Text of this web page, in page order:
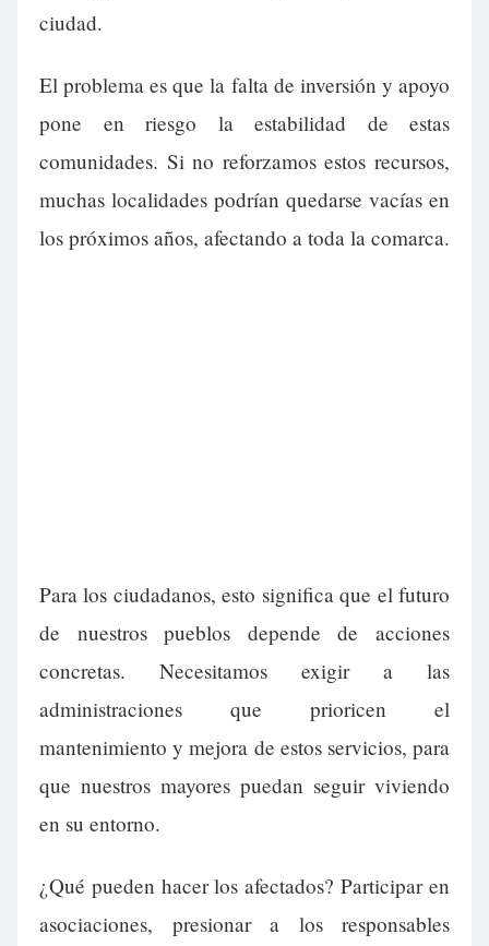
ciudad.
El problema es que la falta de inversión y apoyo
pone en riesgo la estabilidad de estas
comunidades. Si no reforzamos estos recursos,
muchas localidades podrían quedarse vacías en
los próximos años, afectando a toda la comarca.
Para los ciudadanos, esto significa que el futuro
de nuestros pueblos depende de acciones
concretas. Necesitamos exigir a las
administraciones que prioricen el
mantenimiento y mejora de estos servicios, para
que nuestros mayores puedan seguir viviendo
en su entorno.
¿Qué pueden hacer los afectados? Participar en
asociaciones, presionar a los responsables